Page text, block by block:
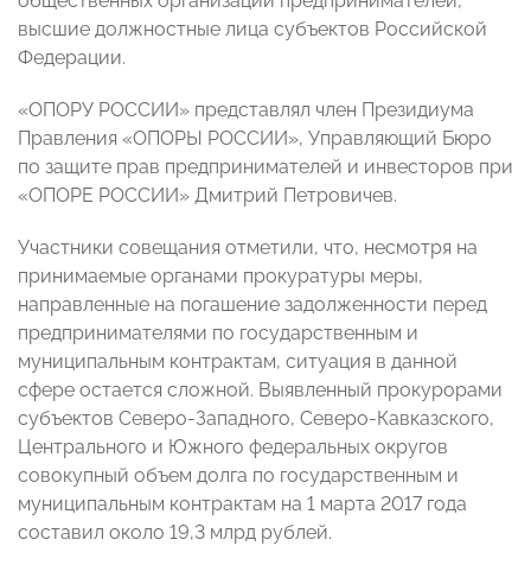
высшие должностные лица субъектов Российской
Федерации.
«ОПОРУ РОССИИ» представлял член Президиума
Правления «ОПОРЫ РОССИИ», Управляющий Бюро
по защите прав предпринимателей и инвесторов при
«ОПОРЕ РОССИИ» Дмитрий Петровичев.
Участники совещания отметили, что, несмотря на
принимаемые органами прокуратуры меры,
направленные на погашение задолженности перед
предпринимателями по государственным и
муниципальным контрактам, ситуация в данной
сфере остается сложной. Выявленный прокурорами
субъектов Северо-Западного, Северо-Кавказского,
Центрального и Южного федеральных округов
совокупный объем долга по государственным и
муниципальным контрактам на 1 марта 2017 года
составил около 19,3 млрд рублей.